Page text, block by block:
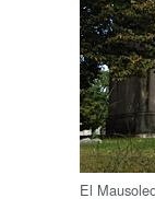
El